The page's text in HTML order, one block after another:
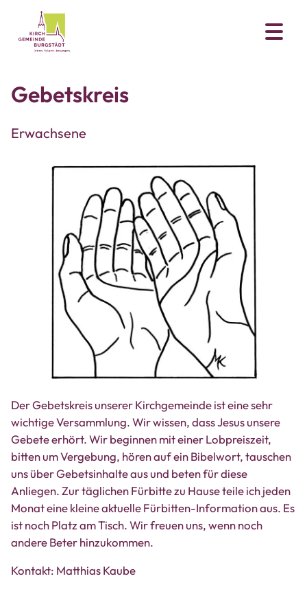
Gebetskreis
Erwachsene
Der Gebetskreis unserer Kirchgemeinde ist eine sehr
wichtige Versammlung. Wir wissen, dass Jesus unsere
Gebete erhört. Wir beginnen mit einer Lobpreiszeit,
bitten um Vergebung, hören auf ein Bibelwort, tauschen
uns über Gebetsinhalte aus und beten für diese
Anliegen. Zur täglichen Fürbitte zu Hause teile ich jeden
Monat eine kleine aktuelle Fürbitten-Information aus. Es
ist noch Platz am Tisch. Wir freuen uns, wenn noch
andere Beter hinzukommen.
Kontakt: Matthias Kaube